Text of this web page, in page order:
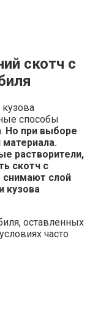
скотч с
способы
Но при выборе
растворители,
скотч с
снимают слой
кузова
оставленных
часто